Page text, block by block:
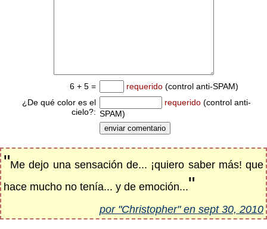
6 + 5 = requerido (control anti-SPAM)
¿De qué color es el
cielo?:
requerido (control anti-
SPAM)
"Me dejo una sensación de... ¡quiero saber más! que
hace mucho no tenía... y de emoción..."
por "Christopher" en sept 30, 2010